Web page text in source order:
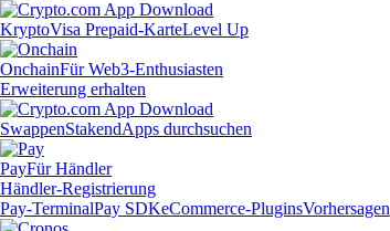
KryptoVisa Prepaid-KarteLevel Up
OnchainFür Web3-Enthusiasten
Erweiterung erhalten
SwappenStakendApps durchsuchen
PayFür Händler
Händler-Registrierung
Pay-TerminalPay SDKeCommerce-PluginsVorhersagen